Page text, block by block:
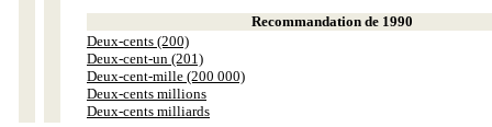
Recommandation de 1990
Deux-cents (200)
Deux-cent-un (201)
Deux-cent-mille (200 000)
Deux-cents millions
Deux-cents milliards